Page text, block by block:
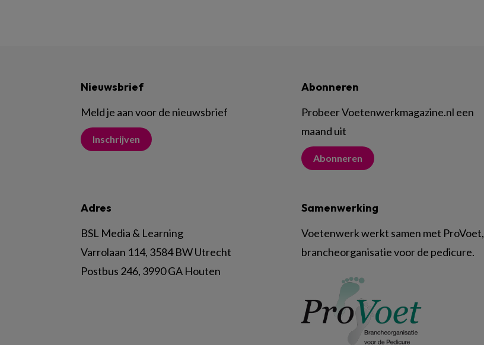
Nieuwsbrief
Meld je aan voor de nieuwsbrief
Inschrijven
Abonneren
Probeer Voetenwerkmagazine.nl een
maand uit
Abonneren
Adres
BSL Media & Learning
Varrolaan 114, 3584 BW Utrecht
Postbus 246, 3990 GA Houten
Samenwerking
Voetenwerk werkt samen met ProVoet,
brancheorganisatie voor de pedicure.